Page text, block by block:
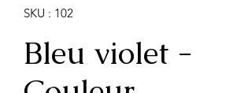
SKU : 102
Bleu violet -